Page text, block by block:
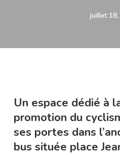
juillet
Un espace dédié à
promotion du
ses portes dans
bus située place